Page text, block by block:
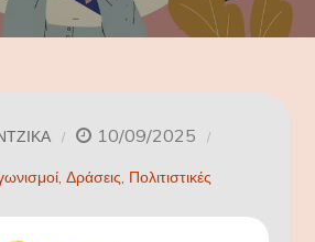
10/09/2025
Δράσεις Πολιτιστικές